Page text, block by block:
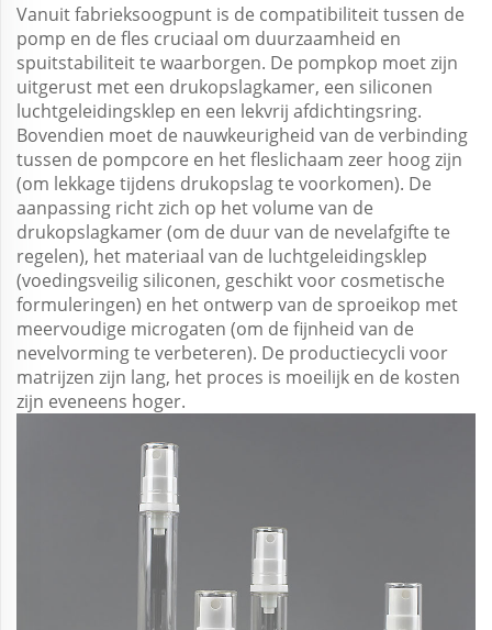
Vanuit fabrieksoogpunt is de compatibiliteit tussen de
pomp en de fles cruciaal om duurzaamheid en
spuitstabiliteit te waarborgen. De pompkop moet zijn
uitgerust met een drukopslagkamer, een siliconen
luchtgeleidingsklep en een lekvrij afdichtingsring.
Bovendien moet de nauwkeurigheid van de verbinding
tussen de pompcore en het fleslichaam zeer hoog zijn
(om lekkage tijdens drukopslag te voorkomen). De
aanpassing richt zich op het volume van de
drukopslagkamer (om de duur van de nevelafgifte te
regelen), het materiaal van de luchtgeleidingsklep
(voedingsveilig siliconen, geschikt voor cosmetische
formuleringen) en het ontwerp van de sproeikop met
meervoudige microgaten (om de fijnheid van de
nevelvorming te verbeteren). De productiecycli voor
matrijzen zijn lang, het proces is moeilijk en de kosten
zijn eveneens hoger.